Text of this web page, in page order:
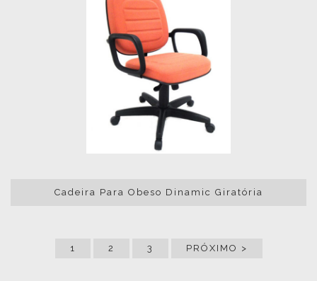
Cadeira Para Obeso Dinamic Giratória
1 2 3 PRÓXIMO >